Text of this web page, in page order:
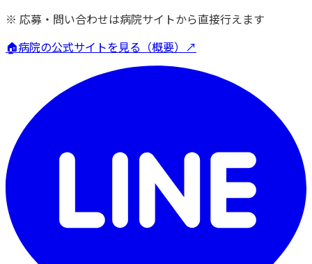
※ 応募・問い合わせは病院サイトから直接行えます
🏠病院の公式サイトを見る（概要）↗